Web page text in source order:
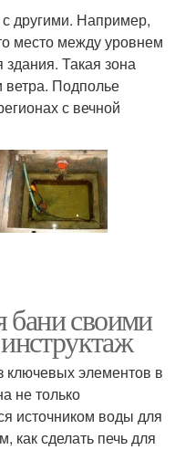
другими. Например,
место между уровнем
здания. Такая зона
ветра. Подполье
с вечной
бани своими
ключевых элементов в
не только
источником воды для
как сделать печь для